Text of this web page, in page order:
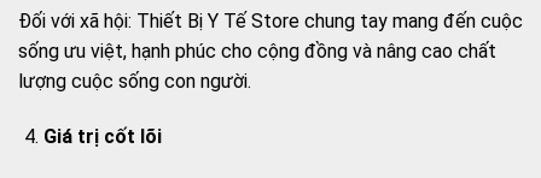
Đối với xã hội: Thiết Bị Y Tế Store chung tay mang đến cuộc
sống ưu việt, hạnh phúc cho cộng đồng và nâng cao chất
lượng cuộc sống con người.
Giá trị cốt lõi